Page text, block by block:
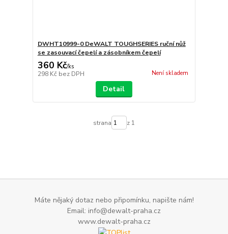
DWHT10999-0 DeWALT TOUGHSERIES ruční nůž
se zasouvací čepelí a zásobníkem čepelí
360 Kč/ks
298 Kč bez DPH Není skladem
Detail
strana z 1
Máte nějaký dotaz nebo připomínku, napište nám!
Email: info@dewalt-praha.cz
www.dewalt-praha.cz